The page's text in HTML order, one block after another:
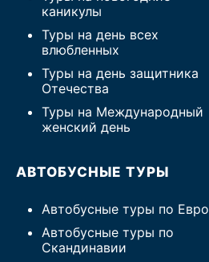
каникулы
Туры на день всех
влюбленных
Туры на день защитника
Отечества
Туры на Международный
женский день
АВТОБУСНЫЕ ТУРЫ
Автобусные туры по
Автобусные туры по
Скандинавии